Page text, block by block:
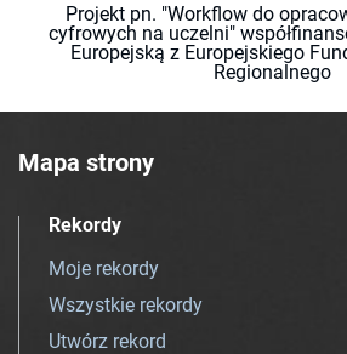
Projekt pn. "Workflow do
cyfrowych na uczelni"
Europejską z Europejskiego
Regionalnego
Mapa strony
Rekordy
Moje rekordy
Wszystkie rekordy
Utwórz rekord